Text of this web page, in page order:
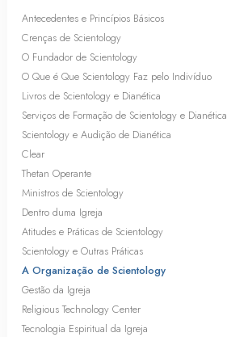
Antecedentes e Princípios Básicos
Crenças de Scientology
O Fundador de Scientology
O Que é Que Scientology Faz pelo Indivíduo
Livros de Scientology e Dianética
Serviços de Formação de Scientology e Dianética
Scientology e Audição de Dianética
Clear
Thetan Operante
Ministros de Scientology
Dentro duma Igreja
Atitudes e Práticas de Scientology
Scientology e Outras Práticas
A Organização de Scientology
Gestão da Igreja
Religious Technology Center
Tecnologia Espiritual da Igreja